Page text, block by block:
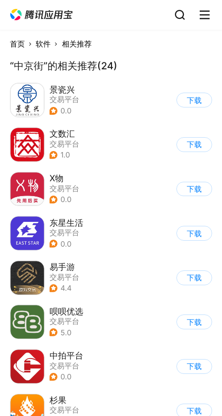
首页 软件 相关推荐
“中京街”的相关推荐(24)
景瓷兴
交易平台
0.0
下载
文数汇
交易平台
1.0
下载
X物
交易平台
0.0
下载
东星生活
交易平台
0.0
下载
易手游
交易平台
4.4
下载
呗呗优选
交易平台
5.0
下载
中拍平台
交易平台
0.0
下载
杉果
交易平台
下载